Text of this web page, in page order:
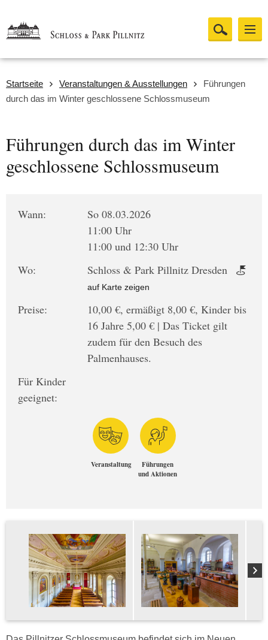
Startseite Veranstaltungen & Ausstellungen
Führungen
durch das im Winter geschlossene Schlossmuseum
Führungen durch das im Winter
geschlossene Schlossmuseum
Wann:
So 08.03.2026
11:00 Uhr
11:00 und 12:30 Uhr
Wo:
Schloss & Park Pillnitz Dresden
auf Karte zeigen
Preise:
10,00 €, ermäßigt 8,00 €, Kinder bis
16 Jahre 5,00 € | Das Ticket gilt
zudem für den Besuch des
Palmenhauses.
Für Kinder
geeignet:
Veranstaltung
Führungen
und Aktionen